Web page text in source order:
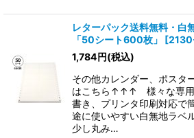
レターパック送料無料・白
「50シート600枚」
[
1,784円(税込)
その他カレンダー、ポスタ
はこちら↑↑↑ 様々な専用
書き、プリンタ印刷対応で
途に使いやすい白無地ラベ
少し丸み…